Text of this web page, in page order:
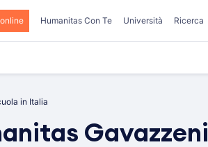
Humanitas Con Te Università Ricerca
in Italia
Gavazzeni